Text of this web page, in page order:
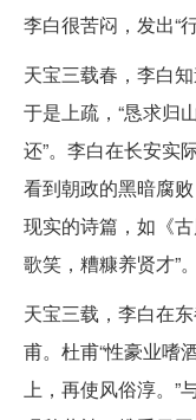
李白很苦闷，发出“
天宝三载春，李白
于是上疏，“恳求归
还”。李白在长安实
看到朝政的黑暗腐
现实的诗篇，如《
歌笑，糟糠养贤才”。
天宝三载，李白在
甫。杜甫“性豪业嗜
上，再使风俗淳。”